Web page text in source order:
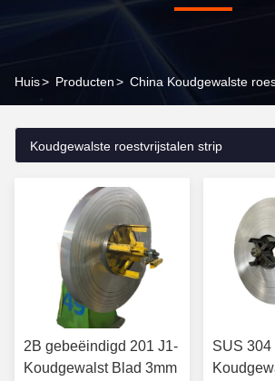
Huis> Producten> China Koudgewalste
Koudgewalste roestvrijstalen strip
2B gebeëindigd 201 J1-
Koudgewalst Blad 3mm
SUS 304